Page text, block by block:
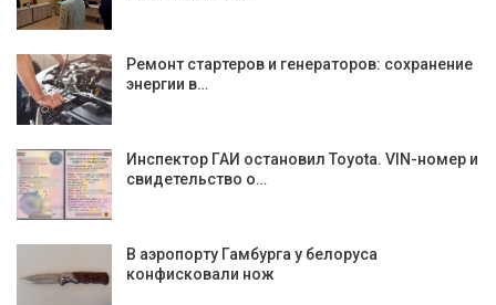
Ремонт стартеров и генераторов: сохранение
энергии в…
Инспектор ГАИ остановил Toyota. VIN-номер и
свидетельство о…
В аэропорту Гамбурга у белоруса
конфисковали нож